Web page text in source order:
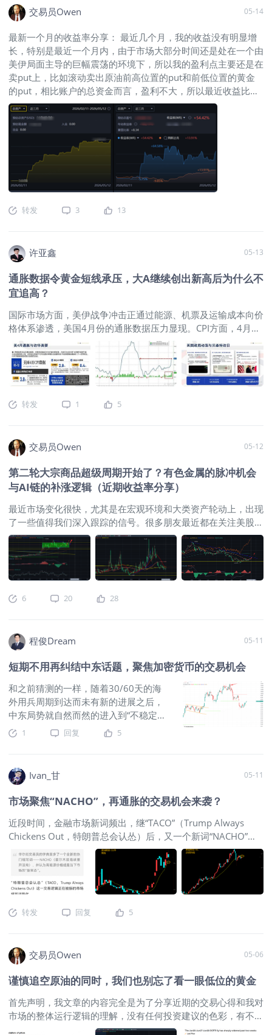
以为鉴。 美股指终于调整了，5月魔咒是调整还是反转？ 特朗
普访华，市场原因为中国在美国放开芯片采购后，会大量采购英
伟达的H200芯片以支持的国内AI发展，但最终中方消息寥寥，
使得市场乐观情绪
主流贵金属也差不多是类似的情况，只不过在跌幅上略有差异而
的疲软也可以视为整个市场反弹结束重启弱势的风险。而我们上
周提及的加密资产刚好也匹配了这一猜测：作为反弹的领头羊，
币价在上周承压回落，重新回到前期跌破口之下交投。 可以
说，除了强者恒强的美股，其他市场都已经表现出乏力和重新承
压的状态。这种局面预计还会持续一段事件，但是否会直接启动
新一轮的下跌很大程度上还是存在变数的。 一方面从基本面和
消息面来看，中东话题暂时还没有新的进展和突破，市场不会因
此做出恐慌性的抛售。另一方面来说，美股作为最终堡垒也没有
出现明显的松动迹象。如果这两个前提条件不被触发的话，那么
预计二季度后续的策略方向还是以看多强势品种，波动交易风险
资产为主。 当然，有一个资产的表现值得关注，如果出现突破
则会是另外一种局面。30年期美债收益率上周已经到达了07/08
形阻力的势头。4.625突破将是第一个警报信号，如果进一步上
交易员Owen 05-14
最新一个月的收益率分享： 最近几个月，我的收益没有明显增
长，特别是最近一个月内，由于市场大部分时间还是处在一个由
美伊局面主导的巨幅震荡的环境下，所以我的盈利点主要还是在
卖put上，比如滚动卖出原油前高位置的put和前低位置的黄金
的put，相比账户的总资金而言，盈利不大，所以最近收益比较
平：$美国原油ETF(USO)$ $白银ETF-iShares(SLV)$ $黄金ETF-
SPDR(GLD)$
$黄金主连 2606(GCmain)$ $WTI原油主连
2607(CLmain)$
$SP500指数主连 2606(ESmain)$
数主连 2606(NQmain)$ $道琼斯指数主连 2606(YMmain)$
是，在A股账户上，我的收益率还是很可观的，在中国巨石上有
了翻倍的收益率，在云南锗业上的收益也有近30个百分点，但
注意哦，目前的持仓不代表未来，追高的风险巨大，这些票不保
流。转发 3 13
许亚鑫 05-13
通胀数据令黄金短线承压，大A继续创出新高后为什么不
宜追高？
国际市场方面，美伊战争冲击正通过能源、机票及运输成本向价
格体系渗透，美国4月份的通胀数据压力显现。CPI方面，4月消
费者价格指数(CPI)同比上涨3.8%，高于市场预期的3.7%，创
2023年5月以来最高纪录。 图片 PPI方面，4月PPI同比上涨
6%，环比上涨1.4%，两项涨幅均创2022年以来最高水平，且
PPI已连续第八个月录得环比上涨。能源与运输成本双双攀升，
来下行风险，市场对2026年内加息一次的概率定价约为50%。
所做的123456技术分析。 尽管前文《0511：半导体全面开
美元/盎司，不过从短线上来看，目前的通胀影响预计比较短
暂，市场的情绪会再次回到中东，而这两天的重点，就是关注中
美之间有关于中东局势的相应表态。 图片 如上图所示，直播课
也讲解了英国政局动荡对英镑的影响，预计美国财长这个敏感时
间节点访问日本背后的玄机，错过直播课的同学记得抓紧去看录
播回放。 国内市场方面，大A今日整体延续强势上行格局，指数
震荡走高、成长主线再度强化，大盘情绪延续高位偏暖态势。全
天市场低开高走，上证指数稳步冲高再创阶段新高，创业板、科
创50同步刷新历史点位，硬核成长资产全面领涨。 两市连续多
日维持三万亿以上高位成交，场内增量资金情绪活跃，做多主线
同主线，AI算力硬件、光模块、服务器、存储芯片全天强势领
涨，行业基本面订单饱满叠加政策资金持续倾斜，龙头标的再度
突破上行。 电力电网板块联动走强，契合夏季用电高峰临近、
新型电力系统改造提速的产业逻辑，
转发 1 5
交易员Owen 05-12
第二轮大宗商品超级周期开始了？有色金属的脉冲机会
与AI链的补涨逻辑（近期收益率分享）
最近市场变化很快，尤其是在宏观环境和大类资产轮动上，出现
了一些值得我们深入跟踪的信号。很多朋友最近都在关注美股科
技股的狂飙，或者对原油大幅震荡感到迷茫。今天我想结合最新
的市场结构，和大家梳理一下接下来的市场做单思路。 核心观
点可以概括为：黄金的前期猛涨的行情已经告一段落后，在黄金
的震荡期内，原油、白银和铜等大宗商品可能还会出现短期的脉
色金属冲高的动力依然很足。另一方面，在追逐AI行情时，与其
来看看市场波动的核心地带——原油 。按照我们此前的观察，
的态势 。但如果你看主连合约，会发现原油正在形成一个大型
的震荡中枢，短线上走出了一个标准的三角整理形态 。$WTI原
油主连 2606(CLmain)$ $小原油主连 2606(QMmain)$
$WTI原
油2606(CL2606)$ $美国原油ETF(USO)$
$天然气主连
2606(NGmain)$ 回顾：为什么我仍然看涨远期原油合约？
在交
易
6 20 28
程俊Dream 05-11
短期不用再纠结中东话题，聚焦加密货币的交易机会
和之前猜测的一样，随着30/60天的海
外用兵周期到达而未有新的进展之后，
中东局势就自然而然的进入到“不稳定的
和平”阶段。这意味着市场主线节奏将顺
弹之后，加密资产有机会迎来逢高卖出
的价格。 加密资产作为此前数年风头无
两的品种，在特朗普二次入主白宫之后
到达顶峰并盛极而衰。其中有较大影响
的自然是去年10月的“算法”清盘日。这
一事件之后，绝大多数币价就节节走
低，主流的比特币和以太坊也不例外，
并且圈子内也时不时的传出这样或者那
样的利空消息。可以确定的是，中长期
的趋势已经在当时出现了转折，讲故事
因此大方向上我们尽量以高位卖出为
已经六连阳态势（虽然其中有两个十字
外。6万附近在经历了长时间的打磨和尝
试之后，最终形成了一个小的圆弧底。
并且突破7.6万水平后，也完成了双底形
态的确认。反抽进一步确认之后，当前
1 回复 5
Ivan_甘 05-11
市场聚焦“NACHO”，再通胀的交易机会来袭？
近段时间，金融市场新词频出，继“TACO”（Trump Always
Chickens Out，特朗普总会认怂）后，又一个新词“NACHO”悄
悄在金融市场的交易员圈中流传，Not A Chance Hormuz
Opens即霍尔木兹海峡重开没戏，是“NACHO”一词的意思，本
质上就是市场对快速解决海峡问题越来越没有信心，从而认为高
油价的持续性远超预期，从而带动长期通胀再起。新词的出现其
考虑稍长远的资产抗通胀性。 一、油价波动大，但并未反转
场，但对于中期投资者来说，短期高波动并非趋势的反转，毕竟
者仍建议跟随10周均线对油价进行观察，同时期货远期合约
（09合约）仍是性价比较高的交易合约，沿着10周均线寻找做
多机会。其实，遇到类似上周的情况，最好的抄底交易办法就是
买入看涨期权的牛市垂直价差组合，油价大跌但消息并不明确，
转发 回复 5
交易员Owen 05-06
谨慎追空原油的同时，我们也别忘了看一眼低位的黄金
首先声明，我文章的内容完全是为了分享近期的交易心得和我对
市场的整体运行逻辑的理解，没有任何投资建议的色彩，有不同
看法的朋友，欢迎以理性的方式留言斧正。——-这个假期，整